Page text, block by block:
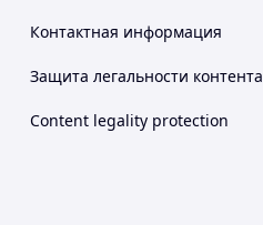
Контактная информация
Защита легальности контента
Content legality protection